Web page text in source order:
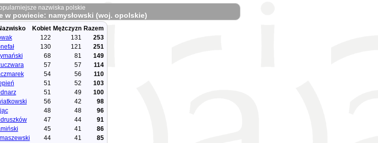
nazwiska polskie
w powiecie: namysłowski (woj. opolskie)
Kobiet Mężczyzn Razem
122 131
253
130 121
251
68 81
149
57 57
114
54 56
110
51 52
103
51 49
100
56 42
98
48 48
96
47 44
91
45 41
86
44 41
85